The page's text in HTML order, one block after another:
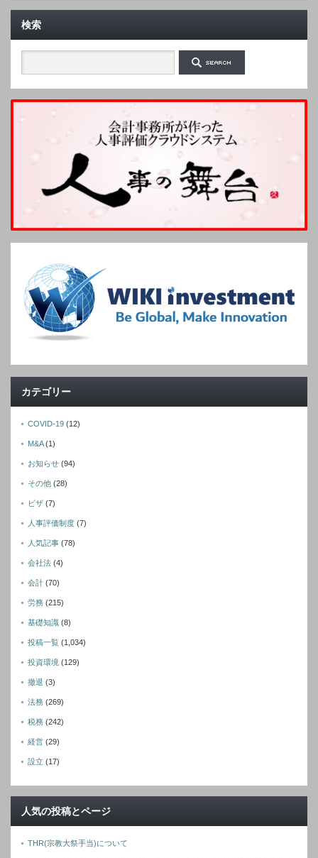
検索
カテゴリー
COVID-19 (12)
M&A(1)
お知らせ (94)
その他 (28)
ビザ (7)
人事評価制度 (7)
人気記事 (78)
会社法 (4)
会計 (70)
労務 (215)
基礎知識 (8)
投稿一覧 (1,034)
投資環境 (129)
撤退 (3)
法務 (269)
税務 (242)
経営 (29)
設立 (17)
人気の投稿とページ
THR(宗教大祭手当)について